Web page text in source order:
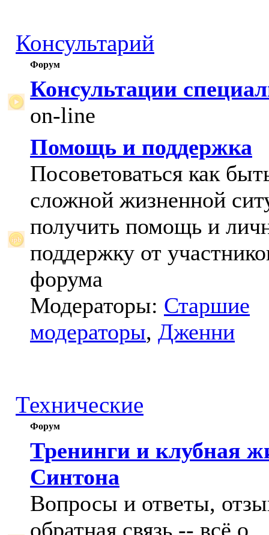
Консультарий
Форум
Консультации
on-line
Помощь и поддержка
Посоветоваться как
сложной жизненной
получить помощь и
поддержку от
форума
Модераторы: Старшие
модераторы, Дженни
Технические
Форум
Тренинги и клубная
Синтона
Вопросы и ответы,
обратная связь -- всё о